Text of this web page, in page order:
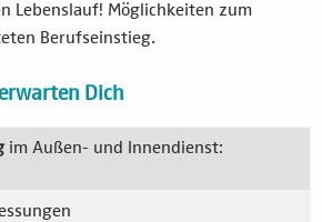
Lebenslauf! Möglichkeiten zum
Berufseinstieg.
Dich
im Außen- und Innendienst: